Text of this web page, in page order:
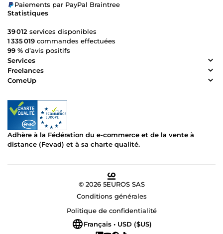
Paiements par PayPal Braintree
Statistiques
39 012 services disponibles
1 335 019 commandes effectuées
99 % d’avis positifs
Services
Freelances
ComeUp
Adhère à la Fédération du e-commerce et de la vente à
distance (Fevad) et à sa charte qualité.
© 2026 5EUROS SAS
Conditions générales
Politique de confidentialité
Français • USD ($US)